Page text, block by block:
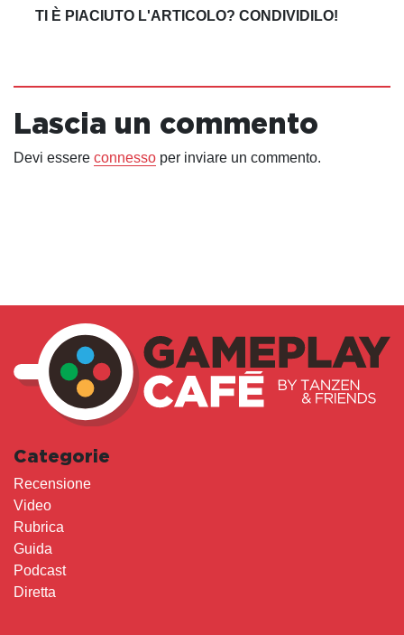
TI È PIACIUTO L'ARTICOLO? CONDIVIDILO!
Lascia un commento
Devi essere connesso per inviare un commento.
Categorie
Recensione
Video
Rubrica
Guida
Podcast
Diretta